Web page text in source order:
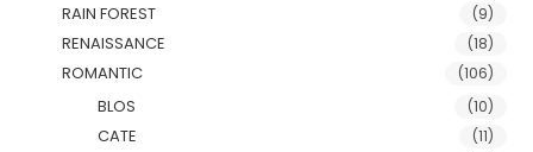
RAIN FOREST (9)
RENAISSANCE (18)
ROMANTIC (106)
BLOS (10)
CATE (11)